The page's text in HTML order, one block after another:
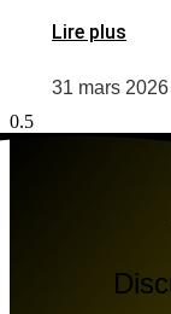
Lire plus
31 mars 2026